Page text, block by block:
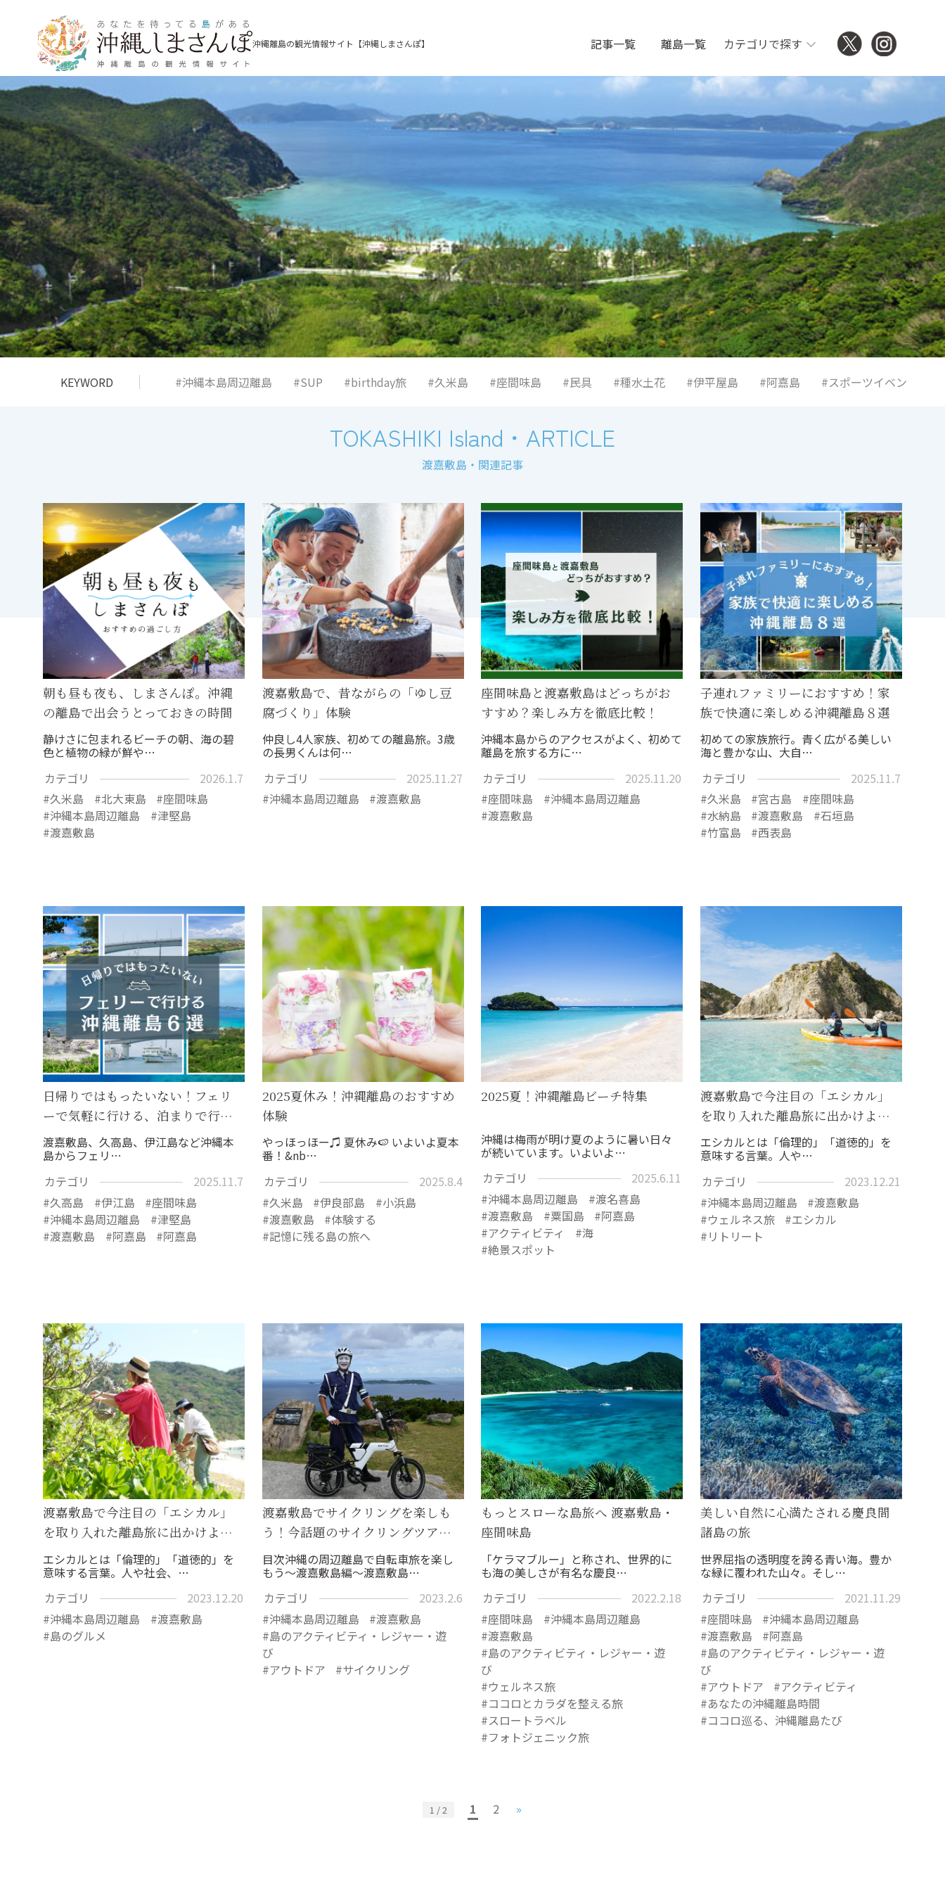
沖縄離島の観光情報サイト【沖縄しまさんぽ】 記事一覧 離島一覧 カテゴリで探す
KEYWORD #沖縄本島周辺離島 #SUP #birthday旅 #久米島 #座間味島 #民具 #種水土花 #伊平屋島 #阿嘉島 #スポーツイベント
TOKASHIKI Island ・ ARTICLE
渡嘉敷島・関連記事
朝も昼も夜も、しまさんぽ。沖縄
の離島で出会うとっておきの時間
静けさに包まれるビーチの朝、海の碧
色と植物の緑が鮮や…
カテゴリ
2026.1.7
久米島
北大東島
座間味島
沖縄本島周辺離島
津堅島
渡嘉敷島
渡嘉敷島で、昔ながらの「ゆし豆
腐づくり」体験
仲良し4人家族、初めての離島旅。3歳
の長男くんは何…
カテゴリ
2025.11.27
沖縄本島周辺離島
渡嘉敷島
座間味島と渡嘉敷島はどっちがお
すすめ？楽しみ方を徹底比較！
沖縄本島からのアクセスがよく、初めて
離島を旅する方に…
カテゴリ
2025.11.20
座間味島
沖縄本島周辺離島
渡嘉敷島
子連れファミリーにおすすめ！家
族で快適に楽しめる沖縄離島８選
初めての家族旅行。青く広がる美しい
海と豊かな山、大自…
カテゴリ
2025.11.7
久米島
宮古島
座間味島
水納島
渡嘉敷島
石垣島
竹富島
西表島
日帰りではもったいない！フェリ
ーで気軽に行ける、泊まりで行…
渡嘉敷島、久高島、伊江島など沖縄本
島からフェリ…
カテゴリ
2025.11.7
久高島
伊江島
座間味島
沖縄本島周辺離島
津堅島
渡嘉敷島
阿嘉島 阿嘉島
2025夏休み！沖縄離島のおすすめ
体験
やっほっほー♫ 夏休み🍉 いよいよ夏本
番！&nb…
カテゴリ
2025.8.4
久米島
伊良部島
小浜島
渡嘉敷島
体験する
記憶に残る島の旅へ
2025夏！沖縄離島ビーチ特集
沖縄は梅雨が明け夏のように暑い日々
が続いています。いよいよ…
カテゴリ
2025.6.11
沖縄本島周辺離島
渡名喜島
渡嘉敷島
粟国島
阿嘉島
アクティビティ
海
絶景スポット
渡嘉敷島で今注目の「エシカル」
を取り入れた離島旅に出かけよ…
エシカルとは「倫理的」「道徳的」を
意味する言葉。人や…
カテゴリ
2023.12.21
沖縄本島周辺離島
渡嘉敷島
ウェルネス旅
エシカル
リトリート
渡嘉敷島で今注目の「エシカル」
を取り入れた離島旅に出かけよ…
エシカルとは「倫理的」「道徳的」を
意味する言葉。人や社会、…
カテゴリ
2023.12.20
沖縄本島周辺離島
渡嘉敷島
島のグルメ
渡嘉敷島でサイクリングを楽しも
う！今話題のサイクリングツア…
目次沖縄の周辺離島で自転車旅を楽し
もう～渡嘉敷島編～渡嘉敷島…
カテゴリ
2023.2.6
沖縄本島周辺離島
渡嘉敷島
島のアクティビティ・レジャー・遊
び
アウトドア
サイクリング
もっとスローな島旅へ 渡嘉敷島・
座間味島
「ケラマブルー」と称され、世界的に
も海の美しさが有名な慶良…
カテゴリ
2022.2.18
座間味島
沖縄本島周辺離島
渡嘉敷島
島のアクティビティ・レジャー・遊
び
ウェルネス旅
ココロとカラダを整える旅
スロートラベル
フォトジェニック旅
美しい自然に心満たされる慶良間
諸島の旅
世界屈指の透明度を誇る青い海。豊か
な緑に覆われた山々。そし…
カテゴリ
2021.11.29
座間味島
沖縄本島周辺離島
渡嘉敷島
阿嘉島
島のアクティビティ・レジャー・遊
び
アウトドア
アクティビティ
あなたの沖縄離島時間
ココロ巡る、沖縄離島たび
1 / 2 1 2 »